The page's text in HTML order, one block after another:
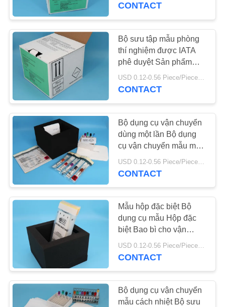
TRANG
WEB
PRIVACY
POLICY
Tay áo thấm
10
Miếng thấm y tế
Tourniquet y tế khẩn
cấp
10
CONTACT
Bộ sưu tập mẫu phòng
thí nghiệm được IATA
phê duyệt Sản phẩm
hấp thụ có chứa túi
nước đá
USD 0.12-0.56 Piece/Pieces MOQ:2500 chiếc / thùng
CONTACT
Bộ dụng cụ vận chuyển
dùng một lần Bộ dụng
cụ vận chuyển mẫu máu
an toàn
CONTACT
Mẫu hộp đặc biệt Bộ
dụng cụ mẫu Hộp đặc
biệt Bao bì cho vận
chuyển hàng không
USD 0.12-0.56 Piece/Pieces MOQ:2500 chiếc / thùng
CONTACT
Bộ dụng cụ vận chuyển
mẫu cách nhiệt Bộ sưu